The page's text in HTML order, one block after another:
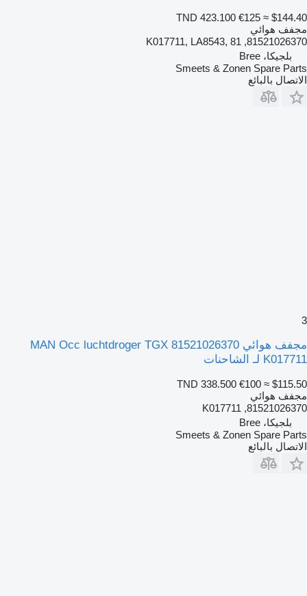
TND 423.100 €125 ≈ $144.40
مجفف هوائي
81521026370, K017711, LA8543, 81
بلجيكا، Bree
Smeets & Zonen Spare Parts
الاتصال بالبائع
3
مجفف هوائي MAN Occ luchtdroger TGX 81521026370
K017711 لـ الشاحنات
TND 338.500 €100 ≈ $115.50
مجفف هوائي
81521026370, K017711
بلجيكا، Bree
Smeets & Zonen Spare Parts
الاتصال بالبائع